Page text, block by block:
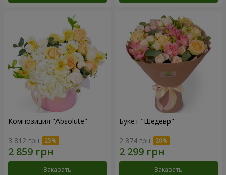
Композиция "Absolute"
3 812 грн
Заказать
Букет "Шедевр"
2 874 грн
Заказать